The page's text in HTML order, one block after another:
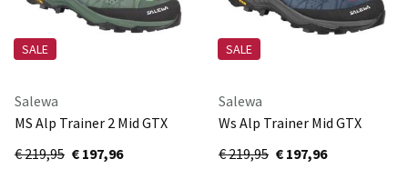
SALE
Salewa
MS Alp Trainer 2 Mid GTX
61382-5322
€ 219,95 € 197,96
SALE
Salewa
Ws Alp Trainer Mid GTX
61383-8760
€ 219,95 € 197,96